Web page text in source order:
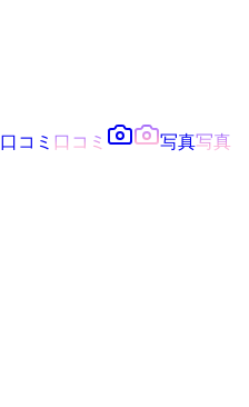
口コミ 口コミ 写真写真